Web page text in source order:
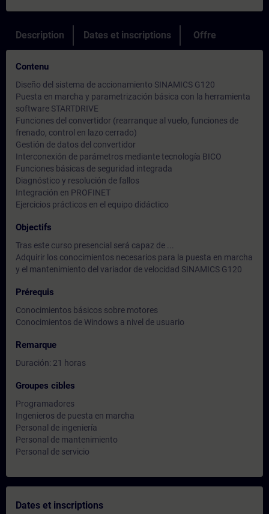
Description Dates et inscriptions Offre
Contenu
Diseño del sistema de accionamiento SINAMICS G120
Puesta en marcha y parametrización básica con la herramienta
software STARTDRIVE
Funciones del convertidor (rearranque al vuelo, funciones de
frenado, control en lazo cerrado)
Gestión de datos del convertidor
Interconexión de parámetros mediante tecnología BICO
Funciones básicas de seguridad integrada
Diagnóstico y resolución de fallos
Integración en PROFINET
Ejercicios prácticos en el equipo didáctico
Objectifs
Tras este curso presencial será capaz de ...
Adquirir los conocimientos necesarios para la puesta en marcha
y el mantenimiento del variador de velocidad SINAMICS G120
Prérequis
Conocimientos básicos sobre motores
Conocimientos de Windows a nivel de usuario
Remarque
Duración: 21 horas
Groupes cibles
Programadores
Ingenieros de puesta en marcha
Personal de ingeniería
Personal de mantenimiento
Personal de servicio
Dates et inscriptions